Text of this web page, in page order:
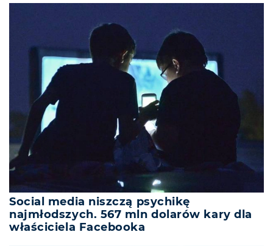
Social media niszczą psychikę
najmłodszych. 567 mln dolarów kary dla
właściciela Facebooka